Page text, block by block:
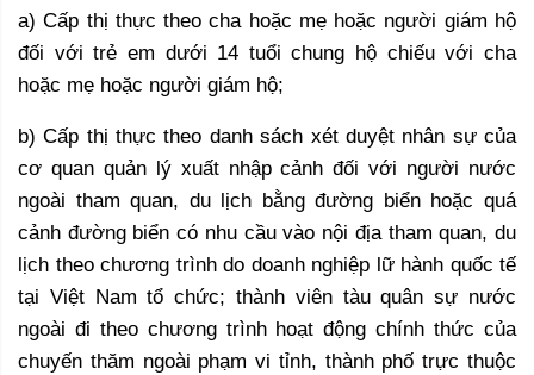
a) Cấp thị thực theo cha hoặc mẹ hoặc người giám hộ
đối với trẻ em dưới 14 tuổi chung hộ chiếu với cha
hoặc mẹ hoặc người giám hộ;
b) Cấp thị thực theo danh sách xét duyệt nhân sự của
cơ quan quản lý xuất nhập cảnh đối với người nước
ngoài tham quan, du lịch bằng đường biển hoặc quá
cảnh đường biển có nhu cầu vào nội địa tham quan, du
lịch theo chương trình do doanh nghiệp lữ hành quốc tế
tại Việt Nam tổ chức; thành viên tàu quân sự nước
ngoài đi theo chương trình hoạt động chính thức của
chuyến thăm ngoài phạm vi tỉnh, thành phố trực thuộc